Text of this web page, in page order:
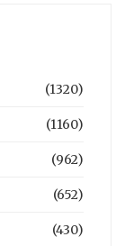
(1320)
(1160)
(962)
(652)
(430)